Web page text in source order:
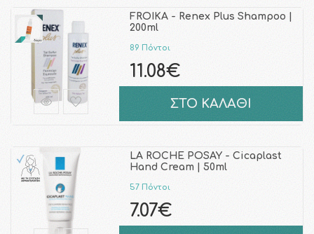
FROIKA - Renex Plus Shampoo |
200ml
89 Πόντοι
11.08€
ΣΤΟ ΚΑΛΑΘΙ
LA ROCHE POSAY - Cicaplast
Hand Cream | 50ml
57 Πόντοι
7.07€